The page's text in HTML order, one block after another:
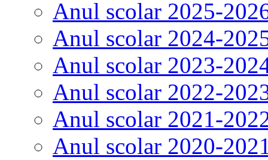
Anul scolar 2025-
Anul scolar 2024-
Anul scolar 2023-
Anul scolar 2022-
Anul scolar 2021-
Anul scolar 2020-